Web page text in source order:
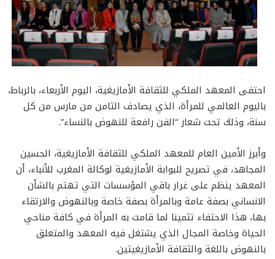
احتفى المعهد الملكي للثقافة الأمازيغية، اليوم الأربعاء، بالرباط،
باليوم العالمي للمرأة، الذي يصادف الثامن من مارس من كل
سنة، وذلك تحت شعار “الفن رافعة للنهوض بالنساء”.
وأبرز الأمين العام للمعهد الملكي للثقافة الأمازيغية، الحسين
المجاهد، في تصريح للبوابة الأمازيغية لوكالة المغرب للأنباء، أن
المعهد ينظم على غرار باقي المؤسسات التي تهتم بالشأن
الانساني بصفة عامة وبالمرأة بصفة خاصة وبالنهوض والارتقاء
بها، هذا الاحتفاء تثمينا لما قامت به المرأة في كافة مناحي
الحياة وخاصة المجال الذي يشتغل فيه المعهد والمتعلق
بالنهوض باللغة والثقافة الأمازيغيتين.